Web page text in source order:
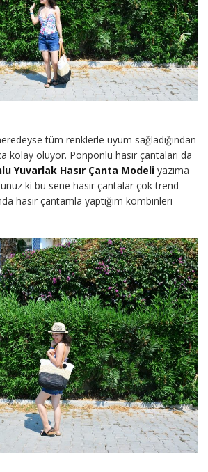
tüm renklerle uyum sağladığından
kolay oluyor. Ponponlu hasır çantaları da
Yuvarlak Hasır Çanta Modeli yazıma
ki bu sene hasır çantalar çok trend
hasır çantamla yaptığım kombinleri